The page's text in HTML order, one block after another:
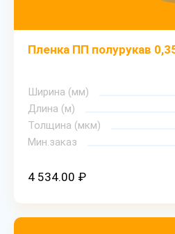
Пленка ПП полурукав
Ширина (мм)
Длина (м)
Толщина (мкм)
Мин.заказ
4 534.00 ₽